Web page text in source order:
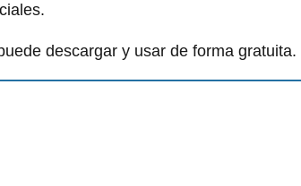
descargar y usar de forma gratuita.